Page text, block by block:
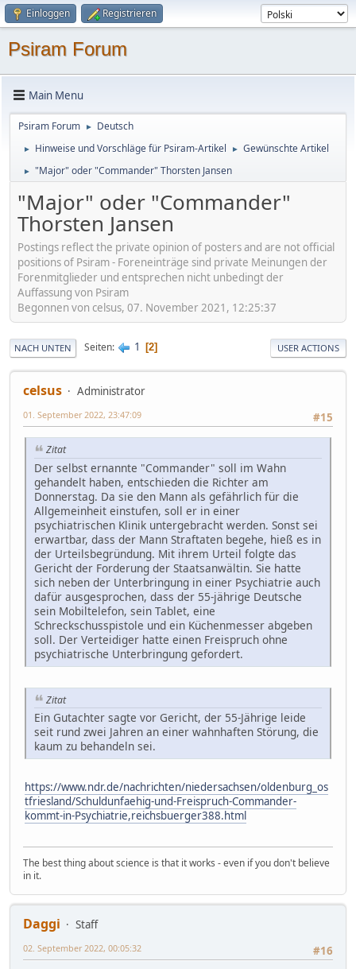
Einloggen Registrieren
Psiram Forum
Main Menu
Psiram Forum ► Deutsch
► Hinweise und Vorschläge für Psiram-Artikel ► Gewünschte Artikel
► "Major" oder "Commander" Thorsten Jansen
"Major" oder "Commander"
Thorsten Jansen
Postings reflect the private opinion of posters and are not official
positions of Psiram - Foreneinträge sind private Meinungen der
Forenmitglieder und entsprechen nicht unbedingt der
Auffassung von Psiram
Begonnen von celsus, 07. November 2021, 12:25:37
NACH UNTEN Seiten 1 2 USER ACTIONS
celsus
Administrator
#15
01. September 2022, 23:47:09
Zitat
Der selbst ernannte "Commander" soll im Wahn
gehandelt haben, entschieden die Richter am
Donnerstag. Da sie den Mann als gefährlich für die
Allgemeinheit einstufen, soll er in einer
psychiatrischen Klinik untergebracht werden. Sonst sei
erwartbar, dass der Mann Straftaten begehe, hieß es in
der Urteilsbegründung. Mit ihrem Urteil folgte das
Gericht der Forderung der Staatsanwältin. Sie hatte
sich neben der Unterbringung in einer Psychiatrie auch
dafür ausgesprochen, dass der 55-jährige Deutsche
sein Mobiltelefon, sein Tablet, eine
Schreckschusspistole und ein Küchenmesser abgeben
soll. Der Verteidiger hatte einen Freispruch ohne
psychiatrische Unterbringung gefordert.
Zitat
Ein Gutachter sagte vor Gericht, der 55-Jährige leide
seit rund zwei Jahren an einer wahnhaften Störung, die
kaum zu behandeln sei.
https://www.ndr.de/nachrichten/niedersachsen/oldenburg_os
tfriesland/Schuldunfaehig-und-Freispruch-Commander-
kommt-in-Psychiatrie,reichsbuerger388.html
The best thing about science is that it works - even if you don't believe
in it.
Daggi
Staff
#16
02. September 2022, 00:05:32